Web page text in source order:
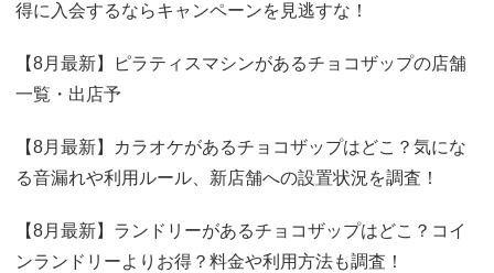
得に入会するならキャンペーンを見逃すな！
【8月最新】ピラティスマシンがあるチョコザップの店舗
一覧・出店予
【8月最新】カラオケがあるチョコザップはどこ？気にな
る音漏れや利用ルール、新店舗への設置状況を調査！
【8月最新】ランドリーがあるチョコザップはどこ？コイ
ンランドリーよりお得？料金や利用方法も調査！